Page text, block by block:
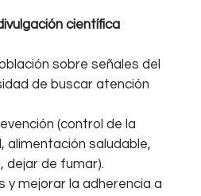
científica
sobre señales del
de buscar atención
(control de la
alimentación saludable,
dejar de fumar).
y mejorar la adherencia a